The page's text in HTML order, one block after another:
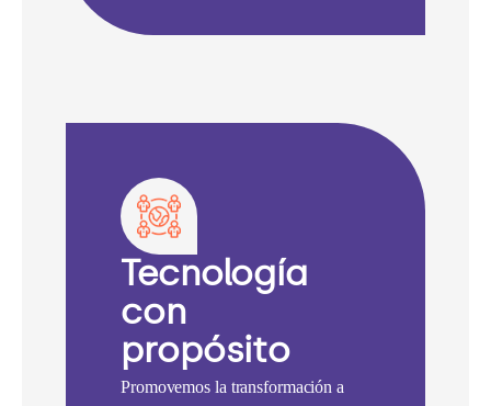
Tecnología
con
propósito
Promovemos la transformación a